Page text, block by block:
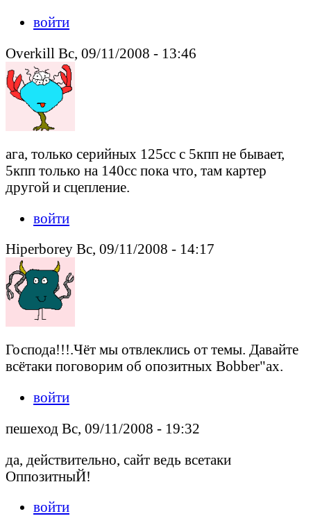
войти
Overkill Вс, 09/11/2008 - 13:46
ага, только серийных 125сс с 5кпп не бывает,
5кпп только на 140сс пока что, там картер
другой и сцепление.
войти
Hiperborey Вс, 09/11/2008 - 14:17
Господа!!!.Чёт мы отвлеклись от темы. Давайте
всётаки поговорим об опозитных Bobber"ах.
войти
пешеход Вс, 09/11/2008 - 19:32
да, действительно, сайт ведь всетаки
ОппозитныЙ!
войти